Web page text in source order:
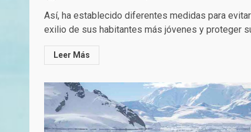
Así, ha establecido diferentes medidas para
exilio de sus habitantes más jóvenes y proteger
Leer Más